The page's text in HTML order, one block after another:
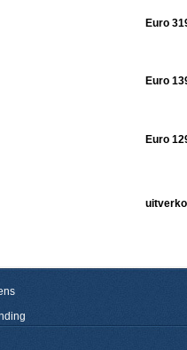
Euro
Euro
Euro